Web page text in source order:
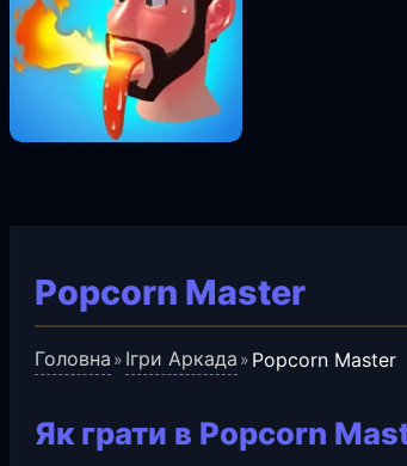
Popcorn Master
Головна » Ігри Аркада » Popcorn Master
Як грати в Popcorn